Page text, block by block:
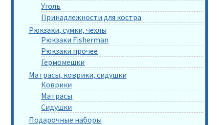
Уголь
Принадлежности для костра
Рюкзаки, сумки, чехлы
Рюкзаки Fisherman
Рюкзаки прочее
Гермомешки
Матрасы, коврики, сидушки
Коврики
Матрасы
Сидушки
Подарочные наборы